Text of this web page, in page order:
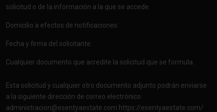
solicitud o de la información a la que se accede.
Domicilio a efectos de notificaciones.
Fecha y firma del solicitante.
Cualquier documento que acredite la solicitud que se formula.
Esta solicitud y cualquier otro documento adjunto podrán enviarse
a la siguiente dirección de correo electrónico:
administracion@esentyaestate.com https://esentyaestate.com/